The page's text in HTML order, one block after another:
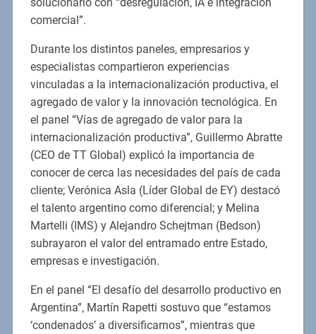
solucionarlo con “desregulación, IA e integración
comercial”.
Durante los distintos paneles, empresarios y
especialistas compartieron experiencias
vinculadas a la internacionalización productiva, el
agregado de valor y la innovación tecnológica. En
el panel “Vías de agregado de valor para la
internacionalización productiva”, Guillermo Abratte
(CEO de TT Global) explicó la importancia de
conocer de cerca las necesidades del país de cada
cliente; Verónica Asla (Líder Global de EY) destacó
el talento argentino como diferencial; y Melina
Martelli (IMS) y Alejandro Schejtman (Bedson)
subrayaron el valor del entramado entre Estado,
empresas e investigación.
En el panel “El desafío del desarrollo productivo en
Argentina”, Martín Rapetti sostuvo que “estamos
‘condenados’ a diversificarnos”, mientras que